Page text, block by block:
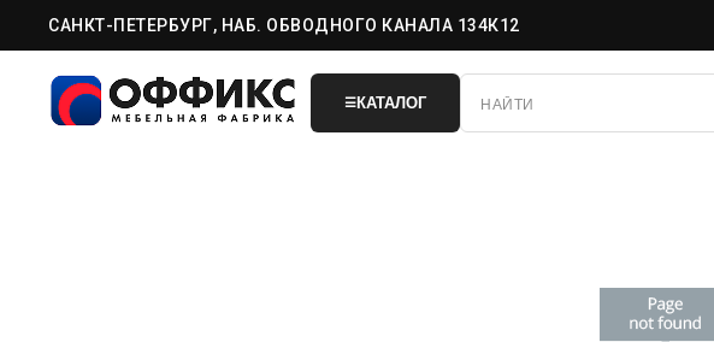
САНКТ-ПЕТЕРБУРГ, НАБ. ОБВОДНОГО КАНАЛА 134К12
☰КАТАЛОГ